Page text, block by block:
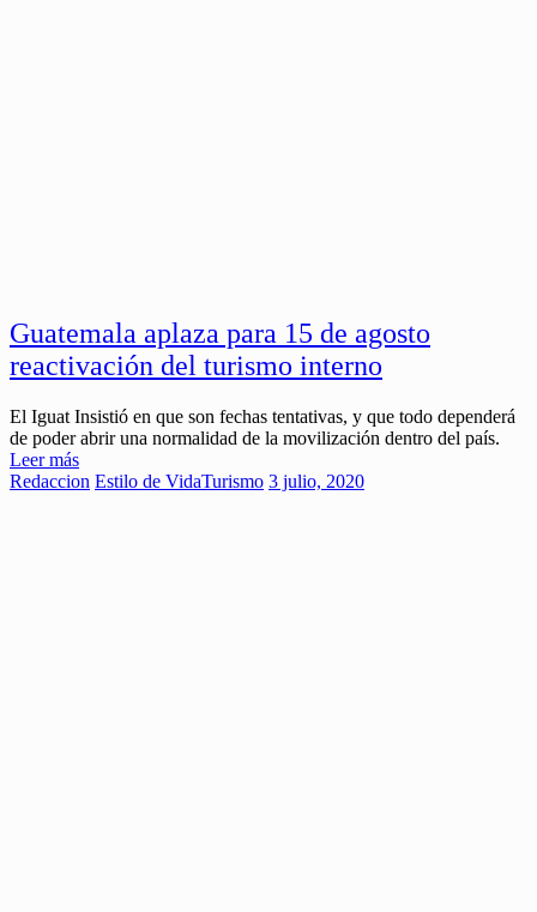
Guatemala aplaza para 15 de agosto
reactivación del turismo interno
El Iguat Insistió en que son fechas tentativas, y que todo dependerá
de poder abrir una normalidad de la movilización dentro del país.
Leer más
Redaccion Estilo de VidaTurismo 3 julio, 2020